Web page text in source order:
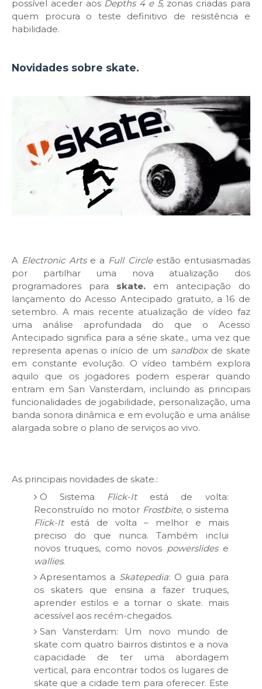
possível aceder aos Depths 4 e 5,zonas criadas para
quem procura o teste definitivo de resistência e
habilidade.
Novidades sobre skate.
A Electronic Artse a Full Circle estão entusiasmadas
por partilhar uma nova atualização dos
programadores para skate. em antecipação do
lançamento do Acesso Antecipado gratuito, a 16 de
setembro. A mais recente atualização de vídeo faz
uma análise aprofundada do que o Acesso
Antecipado significa para a série skate., uma vez que
representa apenas o início de um sandbox de skate
em constante evolução. O vídeo também explora
aquilo que os jogadores podem esperar quando
entram em San Vansterdam, incluindo as principais
funcionalidades de jogabilidade, personalização, uma
banda sonora dinâmica e em evolução e uma análise
alargada sobre o plano de serviços ao vivo.
As principais novidades de skate.:
O Sistema Flick-Itestá de volta:
Reconstruído no motor Frostbite, o sistema
Flick-Itestá de volta – melhor e mais
preciso do que nunca. Também inclui
novos truques, como novos powerslides e
wallies.
Apresentamos a Skatepedia: O guia para
os skaters que ensina a fazer truques,
aprender estilos e a tornar o skate. mais
acessível aos recém-chegados.
San Vansterdam: Um novo mundo de
skate com quatro bairros distintos e a nova
capacidade de ter uma abordagem
vertical, para encontrar todos os lugares de
skate que a cidade tem para oferecer. Este